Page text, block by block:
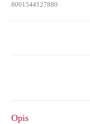
8001544127880
Opis